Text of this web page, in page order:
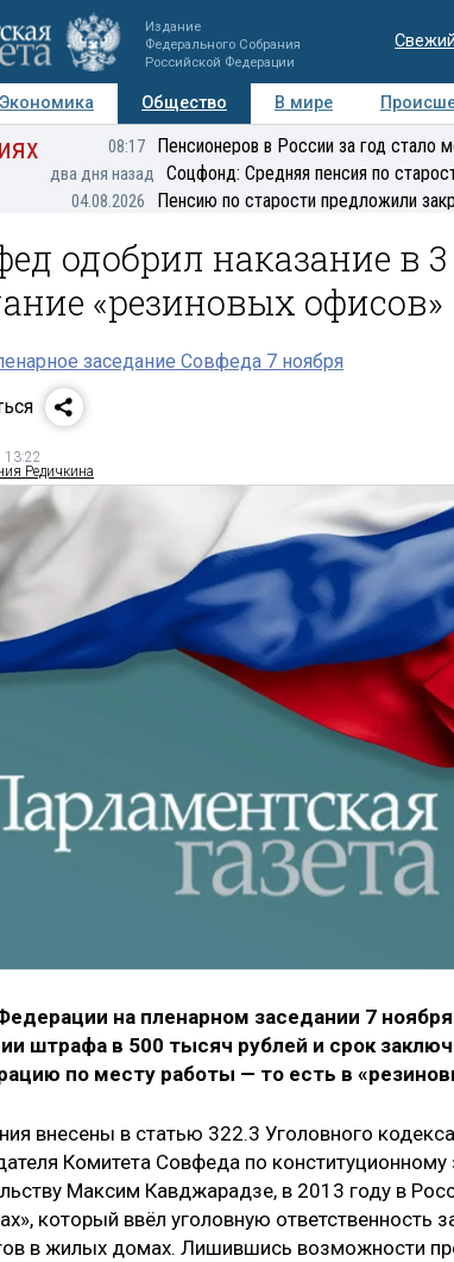
Издание
Федерального Собрания
Российской Федерации
Экономика Общество В мире
Мнения Регионы Медиацентр
08:17 Пенсионеров в России за год стало
два дня назад Соцфонд: Средняя пенсия по
04.08.2026 Пенсию по старости предложили
одобрил наказание в
«резиновых офисов»
заседание Совфеда 7 ноября
13:22
Редичкина
на пленарном заседании 7
штрафа в 500 тысяч рублей и срок
по месту работы — то есть в
внесены в статью 322.3 Уголовного
Комитета Совфеда по конституционному
Максим Кавджарадзе, в 2013 году в
который ввёл уголовную ответственность
в жилых домах. Лишившись возможности